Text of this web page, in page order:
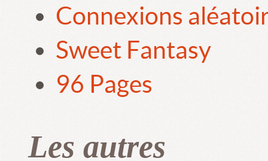
Connexions
Sweet Fantasy
96 Pages
Les autres